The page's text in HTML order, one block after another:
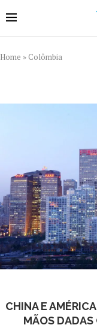
Home » Colômbia
CHINA E
MÃOS